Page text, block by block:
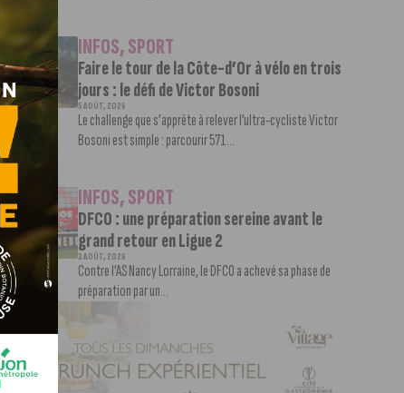
INFOS,SPORT
Faire le tour de la Côte-d’Or à vélo en trois
jours : le défi de Victor Bosoni
5 AOÛT, 2026
Le challenge que s’apprête à relever l’ultra-cycliste Victor
Bosoni est simple : parcourir 571...
INFOS,SPORT
DFCO : une préparation sereine avant le
grand retour en Ligue 2
3 AOÛT, 2026
Contre l’AS Nancy Lorraine, le DFCO a achevé sa phase de
préparation par un...